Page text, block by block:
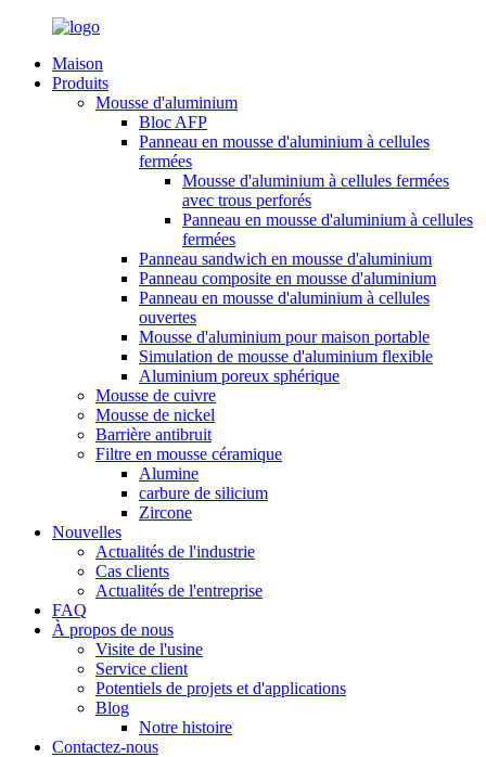
Maison
Produits
Mousse d'aluminium
Bloc AFP
Panneau en mousse d'aluminium à cellules
fermées
Mousse d'aluminium à cellules fermées
avec trous perforés
Panneau en mousse d'aluminium à cellules
fermées
Panneau sandwich en mousse d'aluminium
Panneau composite en mousse d'aluminium
Panneau en mousse d'aluminium à cellules
ouvertes
Mousse d'aluminium pour maison portable
Simulation de mousse d'aluminium flexible
Aluminium poreux sphérique
Mousse de cuivre
Mousse de nickel
Barrière antibruit
Filtre en mousse céramique
Alumine
carbure de silicium
Zircone
Nouvelles
Actualités de l'industrie
Cas clients
Actualités de l'entreprise
FAQ
À propos de nous
Visite de l'usine
Service client
Potentiels de projets et d'applications
Blog
Notre histoire
Contactez-nous